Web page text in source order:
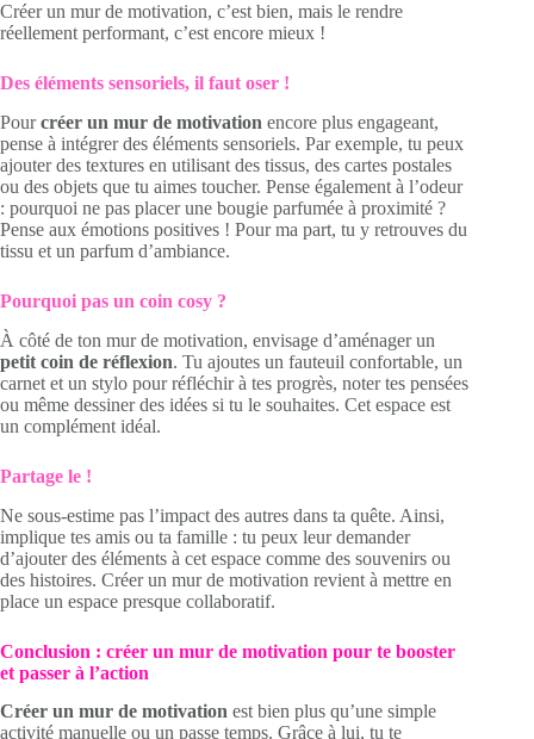
Créer un mur de motivation, c’est bien, mais le rendre
réellement performant, c’est encore mieux !
Des éléments sensoriels, il faut oser !
Pourcréer un mur de motivation encore plus engageant,
pense à intégrer des éléments sensoriels. Par exemple, tu peux
ajouter des textures en utilisant des tissus, des cartes postales
ou des objets que tu aimes toucher. Pense également à l’odeur
: pourquoi ne pas placer une bougie parfumée à proximité ?
Pense aux émotions positives ! Pour ma part, tu y retrouves du
tissu et un parfum d’ambiance.
Pourquoi pas un coin cosy ?
À côté de ton mur de motivation, envisage d’aménager un
petit coin de réflexion. Tu ajoutes un fauteuil confortable, un
carnet et un stylo pour réfléchir à tes progrès, noter tes pensées
ou même dessiner des idées si tu le souhaites. Cet espace est
un complément idéal.
Partage le !
Ne sous-estime pas l’impact des autres dans ta quête. Ainsi,
implique tes amis ou ta famille : tu peux leur demander
d’ajouter des éléments à cet espace comme des souvenirs ou
des histoires. Créer un mur de motivation revient à mettre en
place un espace presque collaboratif.
Conclusion : créer un mur de motivation pour te booster
et passer à l’action
Créer un mur de motivation est bien plus qu’une simple
activité manuelle ou un passe temps. Grâce à lui, tu te